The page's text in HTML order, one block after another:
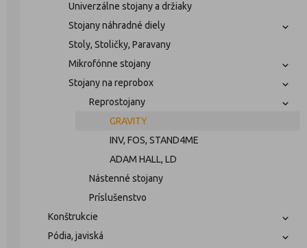
Univerzálne stojany a držiaky
Stojany náhradné diely
Stoly, Stoličky, Paravany
Mikrofónne stojany
Stojany na reprobox
Reprostojany
GRAVITY
INV, FOS, STAND4ME
ADAM HALL, LD
Nástenné stojany
Príslušenstvo
Konštrukcie
Pódia, javiská